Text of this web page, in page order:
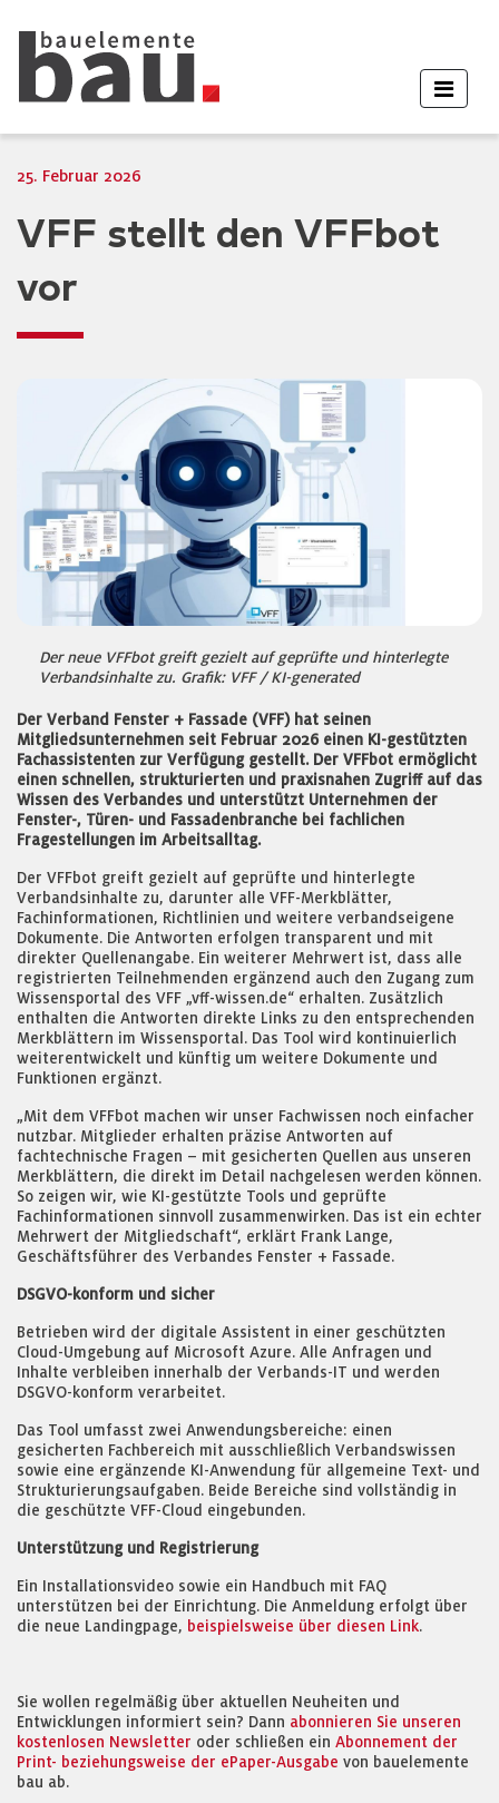
25. Februar 2026
VFF stellt den VFFbot
vor
Der neue VFFbot greift gezielt auf geprüfte und hinterlegte
Verbandsinhalte zu. Grafik: VFF / KI-generated
Der Verband Fenster + Fassade (VFF) hat seinen
Mitgliedsunternehmen seit Februar 2026 einen KI-gestützten
Fachassistenten zur Verfügung gestellt. Der VFFbot ermöglicht
einen schnellen, strukturierten und praxisnahen Zugriff auf das
Wissen des Verbandes und unterstützt Unternehmen der
Fenster-, Türen- und Fassadenbranche bei fachlichen
Fragestellungen im Arbeitsalltag.
Der VFFbot greift gezielt auf geprüfte und hinterlegte
Verbandsinhalte zu, darunter alle VFF-Merkblätter,
Fachinformationen, Richtlinien und weitere verbandseigene
Dokumente. Die Antworten erfolgen transparent und mit
direkter Quellenangabe. Ein weiterer Mehrwert ist, dass alle
registrierten Teilnehmenden ergänzend auch den Zugang zum
Wissensportal des VFF „vff-wissen.de“ erhalten. Zusätzlich
enthalten die Antworten direkte Links zu den entsprechenden
Merkblättern im Wissensportal. Das Tool wird kontinuierlich
weiterentwickelt und künftig um weitere Dokumente und
Funktionen ergänzt.
„Mit dem VFFbot machen wir unser Fachwissen noch einfacher
nutzbar. Mitglieder erhalten präzise Antworten auf
fachtechnische Fragen – mit gesicherten Quellen aus unseren
Merkblättern, die direkt im Detail nachgelesen werden können.
So zeigen wir, wie KI-gestützte Tools und geprüfte
Fachinformationen sinnvoll zusammenwirken. Das ist ein echter
Mehrwert der Mitgliedschaft“, erklärt Frank Lange,
Geschäftsführer des Verbandes Fenster + Fassade.
DSGVO-konform und sicher
Betrieben wird der digitale Assistent in einer geschützten
Cloud-Umgebung auf Microsoft Azure. Alle Anfragen und
Inhalte verbleiben innerhalb der Verbands-IT und werden
DSGVO-konform verarbeitet.
Das Tool umfasst zwei Anwendungsbereiche: einen
gesicherten Fachbereich mit ausschließlich Verbandswissen
sowie eine ergänzende KI-Anwendung für allgemeine Text- und
Strukturierungsaufgaben. Beide Bereiche sind vollständig in
die geschützte VFF-Cloud eingebunden.
Unterstützung und Registrierung
Ein Installationsvideo sowie ein Handbuch mit FAQ
unterstützen bei der Einrichtung. Die Anmeldung erfolgt über
die neue Landingpage, beispielsweise über diesen Link.
Sie wollen regelmäßig über aktuellen Neuheiten und
Entwicklungen informiert sein? Dann abonnieren Sie unseren
kostenlosen Newsletter oder schließen ein Abonnement der
Print- beziehungsweise der ePaper-Ausgabe von bauelemente
bau ab.